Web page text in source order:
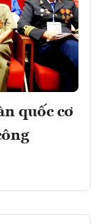
quốc cơ